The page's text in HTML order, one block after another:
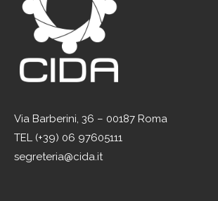
Via Barberini, 36 – 00187 Roma
TEL (+39) 06 97605111
segreteria@cida.it